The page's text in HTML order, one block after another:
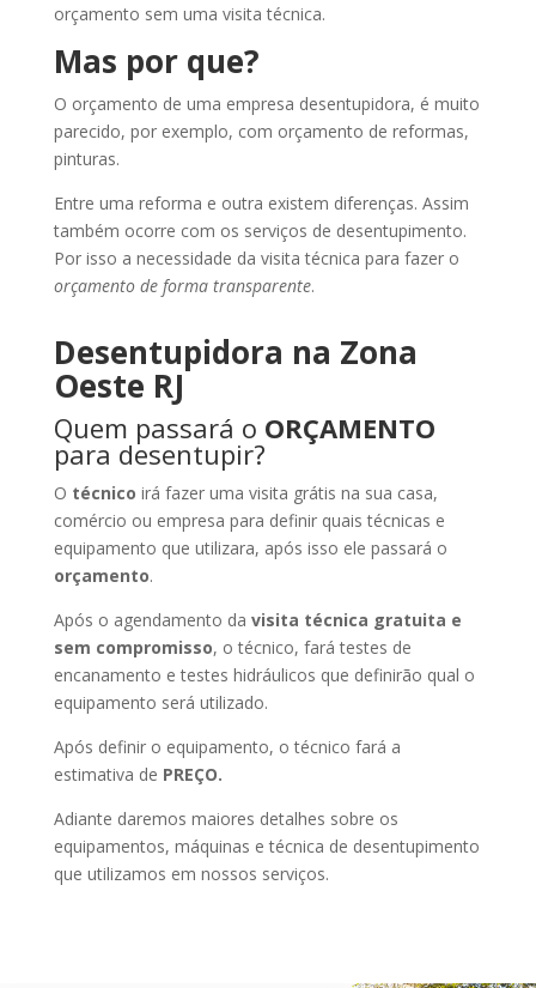
orçamento sem uma visita técnica.
Mas por que?
O orçamento de uma empresa desentupidora, é muito
parecido, por exemplo, com orçamento de reformas,
pinturas.
Entre uma reforma e outra existem diferenças. Assim
também ocorre com os serviços de desentupimento.
Por isso a necessidade da visita técnica para fazer o
orçamento de forma transparente.
Desentupidora na Zona
Oeste RJ
Quem passará o ORÇAMENTO
para desentupir?
O técnico irá fazer uma visita grátis na sua casa,
comércio ou empresa para definir quais técnicas e
equipamento que utilizara, após isso ele passará o
orçamento.
Após o agendamento da visita técnica gratuita e
sem compromisso, o técnico, fará testes de
encanamento e testes hidráulicos que definirão qual o
equipamento será utilizado.
Após definir o equipamento, o técnico fará a
estimativa de PREÇO.
Adiante daremos maiores detalhes sobre os
equipamentos, máquinas e técnica de desentupimento
que utilizamos em nossos serviços.